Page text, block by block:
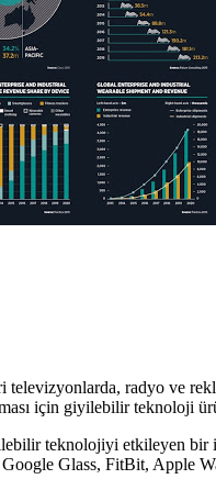
radyo ve
için giyilebilir teknoloji
teknolojiyi etkileyen
Glass, FitBit, Apple